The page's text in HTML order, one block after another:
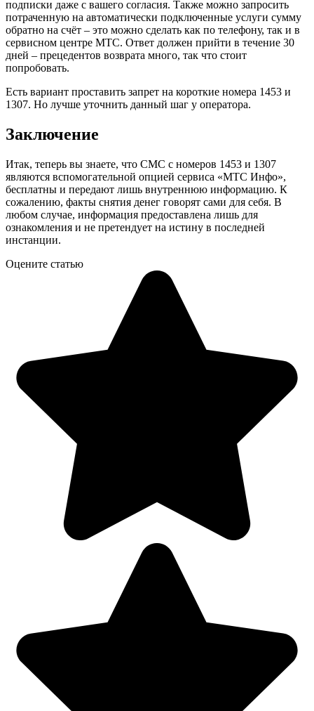
подписки даже с вашего согласия. Также можно запросить
потраченную на автоматически подключенные услуги сумму
обратно на счёт – это можно сделать как по телефону, так и в
сервисном центре МТС. Ответ должен прийти в течение 30
дней – прецедентов возврата много, так что стоит
попробовать.
Есть вариант проставить запрет на короткие номера 1453 и
1307. Но лучше уточнить данный шаг у оператора.
Заключение
Итак, теперь вы знаете, что СМС с номеров 1453 и 1307
являются вспомогательной опцией сервиса «МТС Инфо»,
бесплатны и передают лишь внутреннюю информацию. К
сожалению, факты снятия денег говорят сами для себя. В
любом случае, информация предоставлена лишь для
ознакомления и не претендует на истину в последней
инстанции.
Оцените статью